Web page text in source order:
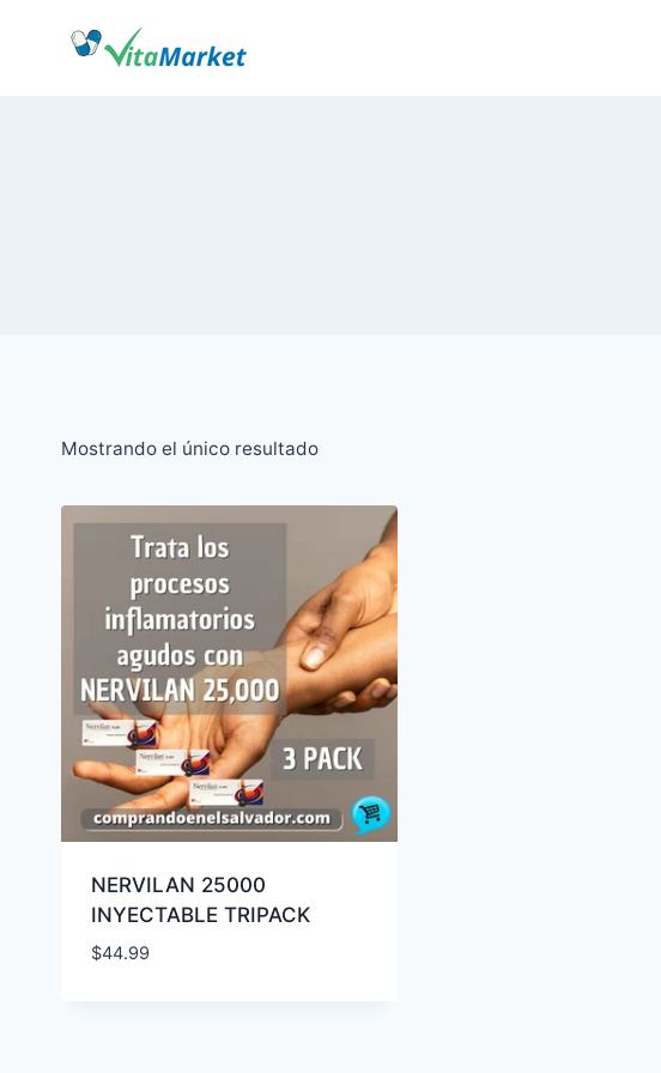
Mostrando el único resultado
NERVILAN 25000
INYECTABLE TRIPACK
$44.99